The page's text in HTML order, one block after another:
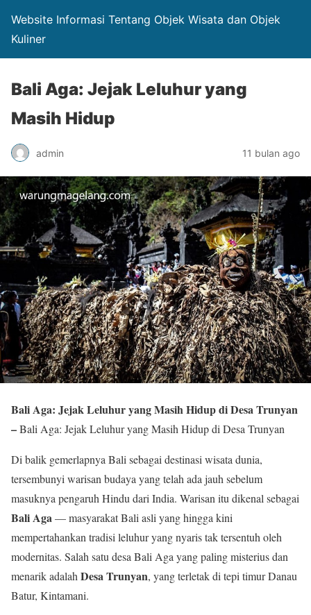
Website Informasi Tentang Objek Wisata dan Objek
Kuliner
Bali Aga: Jejak Leluhur yang
Masih Hidup
admin 11 bulan ago
Bali Aga: Jejak Leluhur yang Masih Hidup di Desa Trunyan
–Bali Aga: Jejak Leluhur yang Masih Hidup di Desa Trunyan
Di balik gemerlapnya Bali sebagai destinasi wisata dunia,
tersembunyi warisan budaya yang telah ada jauh sebelum
masuknya pengaruh Hindu dari India. Warisan itu dikenal sebagai
Bali Aga— masyarakat Bali asli yang hingga kini
mempertahankan tradisi leluhur yang nyaris tak tersentuh oleh
modernitas. Salah satu desa Bali Aga yang paling misterius dan
menarik adalah Desa Trunyan, yang terletak di tepi timur Danau
Batur, Kintamani.